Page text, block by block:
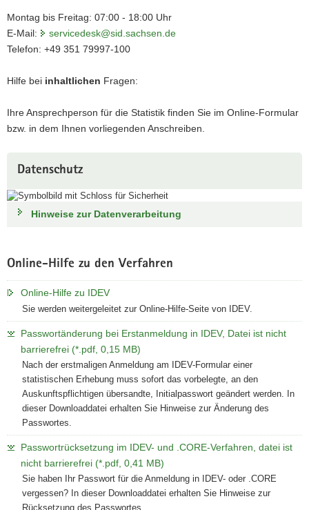
Montag bis Freitag: 07:00 - 18:00 Uhr
E-Mail:
servicedesk@sid.sachsen.de
Telefon: +49 351 79997-100
Hilfe bei inhaltlichen Fragen:
Ihre Ansprechperson für die Statistik finden Sie im Online-Formular
bzw. in dem Ihnen vorliegenden Anschreiben.
Datenschutz
Hinweise zur Datenverarbeitung
Online-Hilfe zu den Verfahren
Online-Hilfe zu IDEV
Sie werden weitergeleitet zur Online-Hilfe-Seite von IDEV.
Passwortänderung bei Erstanmeldung in IDEV, Datei ist nicht
barrierefrei (*.pdf, 0,15 MB)
Nach der erstmaligen Anmeldung am IDEV-Formular einer
statistischen Erhebung muss sofort das vorbelegte, an den
Auskunftspflichtigen übersandte, Initialpasswort geändert werden. In
dieser Downloaddatei erhalten Sie Hinweise zur Änderung des
Passwortes.
Passwortrücksetzung im IDEV- und .CORE-Verfahren, datei ist
nicht barrierefrei (*.pdf, 0,41 MB)
Sie haben Ihr Passwort für die Anmeldung in IDEV- oder .CORE
vergessen? In dieser Downloaddatei erhalten Sie Hinweise zur
Rücksetzung des Passwortes.